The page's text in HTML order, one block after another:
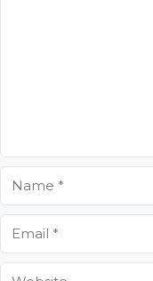
Name
Email
Website